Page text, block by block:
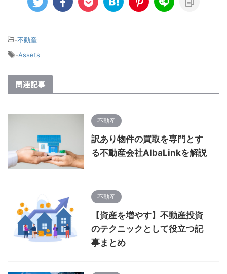
-不動産
-Assets
関連記事
不動産
訳あり物件の買取を専門とす
る不動産会社AlbaLinkを解説
不動産
【資産を増やす】不動産投資
のテクニックとして役立つ記
事まとめ